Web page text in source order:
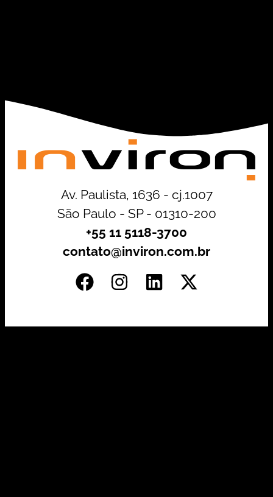
Av. Paulista, 1636 - cj.1007
São Paulo - SP - 01310-200
+55 11 5118-3700
contato@inviron.com.br